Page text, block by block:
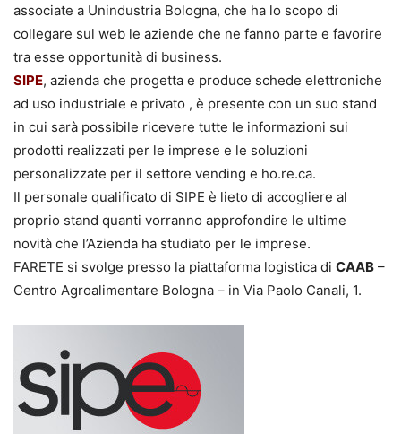
associate a Unindustria Bologna, che ha lo scopo di
collegare sul web le aziende che ne fanno parte e favorire
tra esse opportunità di business.
SIPE, azienda che progetta e produce schede elettroniche
ad uso industriale e privato , è presente con un suo stand
in cui sarà possibile ricevere tutte le informazioni sui
prodotti realizzati per le imprese e le soluzioni
personalizzate per il settore vending e ho.re.ca.
Il personale qualificato di SIPE è lieto di accogliere al
proprio stand quanti vorranno approfondire le ultime
novità che l’Azienda ha studiato per le imprese.
FARETE si svolge presso la piattaforma logistica di CAAB –
Centro Agroalimentare Bologna – in Via Paolo Canali, 1.